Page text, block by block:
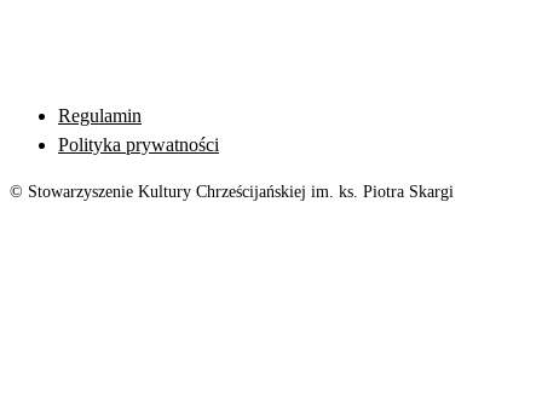
Regulamin
Polityka prywatności
© Stowarzyszenie Kultury Chrześcijańskiej im. ks. Piotra Skargi